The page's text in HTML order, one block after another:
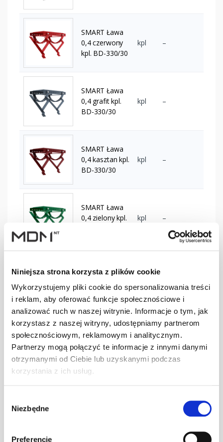
Niniejsza strona korzysta z plików cookie
Wykorzystujemy pliki cookie do spersonalizowania treści
i reklam, aby oferować funkcje społecznościowe i
analizować ruch w naszej witrynie. Informacje o tym, jak
korzystasz z naszej witryny, udostępniamy partnerom
społecznościowym, reklamowym i analitycznym.
Partnerzy mogą połączyć te informacje z innymi danymi
otrzymanymi od Ciebie lub uzyskanymi podczas
korzystania z ich usług.
zgody
Niezbędne
Preferencje
SMART Ława
0,4 czerwony
kpl. BD-330/30
kpl –
SMART Ława
0,4 grafit kpl.
BD-330/30
kpl –
SMART Ława
0,4 kasztan kpl.
BD-330/30
kpl –
SMART Ława
0,4 zielony kpl.
kpl –
0,4 brąz kpl.
BD-350/30
kpl
SMART Ława
0,4 c.brąz kpl.
BD-350/30
kpl –